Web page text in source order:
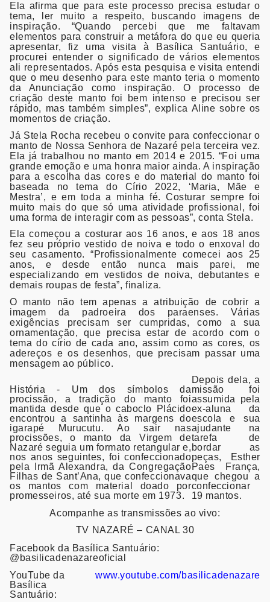
Ela afirma que para este processo precisa estudar o
tema, ler muito a respeito, buscando imagens de
inspiração. “Quando percebi que me faltavam
elementos para construir a metáfora do que eu queria
apresentar, fiz uma visita à Basílica Santuário, e
procurei entender o significado de vários elementos
ali representados. Após esta pesquisa e visita entendi
que o meu desenho para este manto teria o momento
da Anunciação como inspiração. O processo de
criação deste manto foi bem intenso e precisou ser
rápido, mas também simples”, explica Aline sobre os
momentos de criação.
Já Stela Rocha recebeu o convite para confeccionar o
manto de Nossa Senhora de Nazaré pela terceira vez.
Ela já trabalhou no manto em 2014 e 2015. “Foi uma
grande emoção e uma honra maior ainda. A inspiração
para a escolha das cores e do material do manto foi
baseada no tema do Círio 2022, ‘Maria, Mãe e
Mestra’, e em toda a minha fé. Costurar sempre foi
muito mais do que só uma atividade profissional, foi
uma forma de interagir com as pessoas”, conta Stela.
Ela começou a costurar aos 16 anos, e aos 18 anos
fez seu próprio vestido de noiva e todo o enxoval do
seu casamento. “Profissionalmente comecei aos 25
anos, e desde então nunca mais parei, me
especializando em vestidos de noiva, debutantes e
demais roupas de festa”, finaliza.
O manto não tem apenas a atribuição de cobrir a
imagem da padroeira dos paraenses. Várias
exigências precisam ser cumpridas, como a sua
ornamentação, que precisa estar de acordo com o
tema do círio de cada ano, assim como as cores, os
adereços e os desenhos, que precisam passar uma
mensagem ao público.
História - Um dos símbolos da
procissão, a tradição do manto foi
mantida desde que o caboclo Plácido
encontrou a santinha às margens do
igarapé Murucutu. Ao sair nas
procissões, o manto da Virgem de
Nazaré seguia um formato retangular e,
nos anos seguintes, foi confeccionado
pela Irmã Alexandra, da Congregação
Filhas de Sant’Ana, que confeccionava
os mantos com material doado por
promesseiros, até sua morte em 1973.
Depois dela, a
missão foi
assumida pela
ex-aluna da
escola e sua
ajudante na
tarefa de
bordar as
peças, Esther
Paes França,
que chegou a
confeccionar
19 mantos.
Acompanhe as transmissões ao vivo:
TV NAZARÉ – CANAL 30
Facebook da Basílica Santuário:
@basilicadenazareoficial
YouTube da
Basílica
Santuário:
www.youtube.com/basilicadenazare